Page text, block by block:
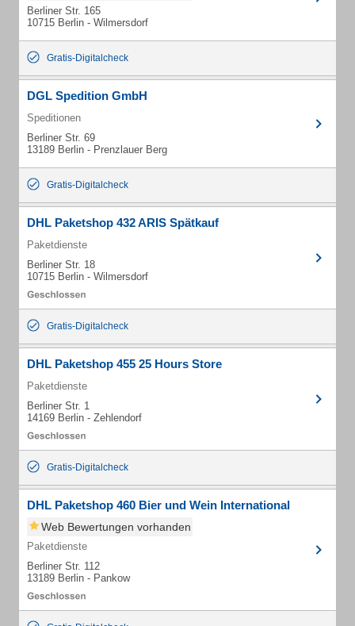
Berliner Str. 165
10715 Berlin - Wilmersdorf
Gratis-Digitalcheck
DGL Spedition GmbH
Speditionen
Berliner Str. 69
13189 Berlin - Prenzlauer Berg
Gratis-Digitalcheck
DHL Paketshop 432 ARIS Spätkauf
Paketdienste
Berliner Str. 18
10715 Berlin - Wilmersdorf
Gratis-Digitalcheck
DHL Paketshop 455 25 Hours Store
Paketdienste
Berliner Str. 1
14169 Berlin - Zehlendorf
Gratis-Digitalcheck
DHL Paketshop 460 Bier und Wein International
Web Bewertungen vorhanden
Paketdienste
Berliner Str. 112
13189 Berlin - Pankow